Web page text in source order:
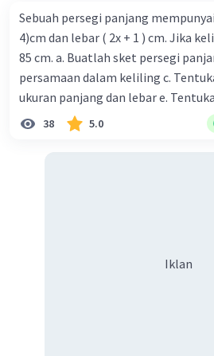
Sebuah persegi panjang
4)cm dan lebar ( 2x + 1 ) cm. Jika
85 cm. a. Buatlah sket persegi
persamaan dalam keliling c.
ukuran panjang dan lebar e.
38 5.0
Iklan